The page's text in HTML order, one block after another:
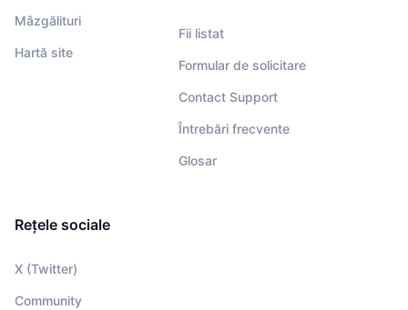
Mâzgălituri
Hartă site
Fii listat
Formular de solicitare
Contact Support
Întrebări frecvente
Glosar
Rețele sociale
X (Twitter)
Community